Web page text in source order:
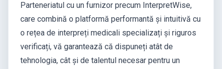
Parteneriatul cu un furnizor precum InterpretWise,
care combină o platformă performantă și intuitivă cu
o rețea de interpreți medicali specializați și riguros
verificați, vă garantează că dispuneți atât de
tehnologia, cât și de talentul necesar pentru un